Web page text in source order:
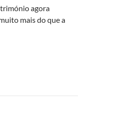
agora
mais do que a